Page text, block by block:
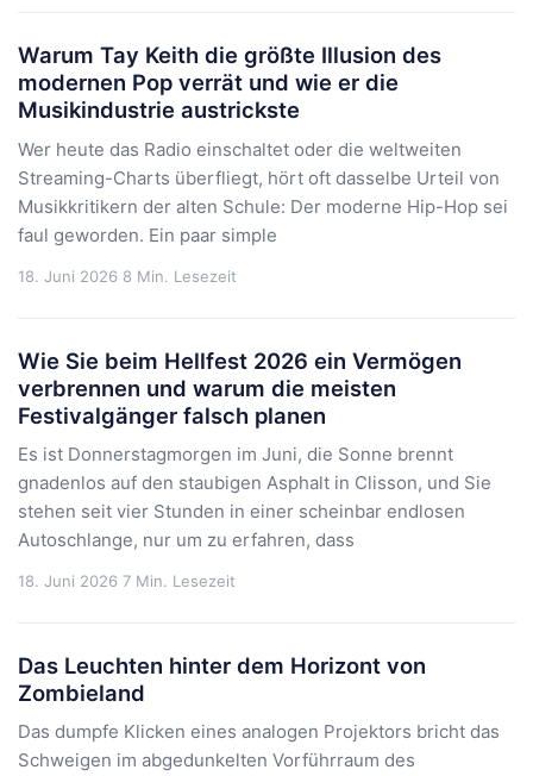
Warum Tay Keith die größte Illusion des
modernen Pop verrät und wie er die
Musikindustrie austrickste
Wer heute das Radio einschaltet oder die weltweiten
Streaming-Charts überfliegt, hört oft dasselbe Urteil von
Musikkritikern der alten Schule: Der moderne Hip-Hop sei
faul geworden. Ein paar simple
18. Juni 2026 8 Min. Lesezeit
Wie Sie beim Hellfest 2026 ein Vermögen
verbrennen und warum die meisten
Festivalgänger falsch planen
Es ist Donnerstagmorgen im Juni, die Sonne brennt
gnadenlos auf den staubigen Asphalt in Clisson, und Sie
stehen seit vier Stunden in einer scheinbar endlosen
Autoschlange, nur um zu erfahren, dass
18. Juni 2026 7 Min. Lesezeit
Das Leuchten hinter dem Horizont von
Zombieland
Das dumpfe Klicken eines analogen Projektors bricht das
Schweigen im abgedunkelten Vorführraum des